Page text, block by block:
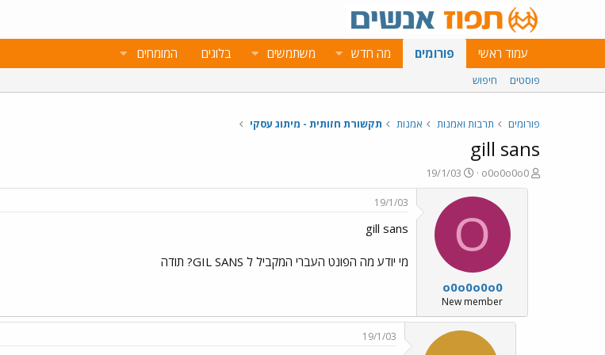
עמוד ראשי פורומים מה חדש משתמשים בלוגים המומחים
פוסטים חיפוש
פורומים תרבות ואמנות אמנות תקשורת חזותית - מיתוג עסקי
gill sans
פ
ו
o0o0o0o0
פ
ו
ר
ם
ב
א
ר
י
ך
19/1/03
O
o0o0o0o0
New member
19/1/03
gill sans
מי יודע מה הפונט העברי המקביל ל GIL SANS? תודה
19/1/03